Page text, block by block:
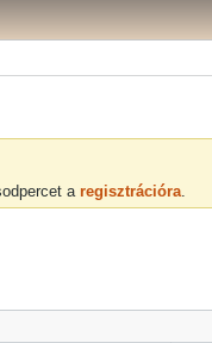
a regisztrációra.